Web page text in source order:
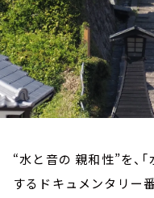
“水と音の 親和性”を、
するドキュメンタリー